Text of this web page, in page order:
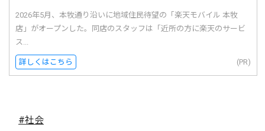
2026年5月、本牧通り沿いに地域住民待望の「楽天モバイル 本牧
店」がオープンした。同店のスタッフは「近所の方に楽天のサービ
ス...
詳しくはこちら (PR)
#社会